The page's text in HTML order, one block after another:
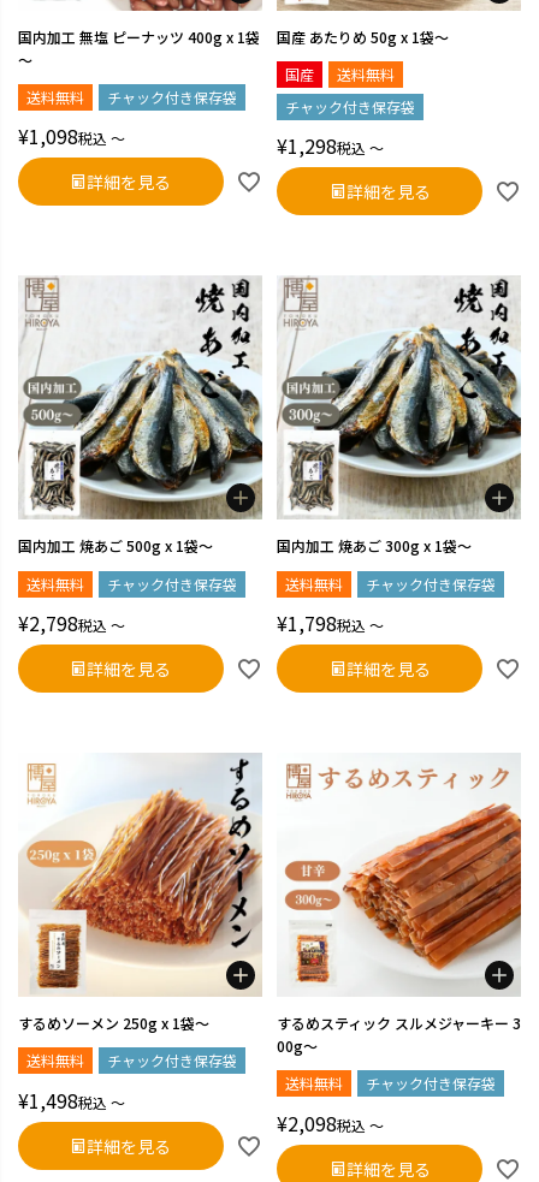
国内加工 無塩 ピーナッツ 400g x 1袋
～
送料無料
チャック付き保存袋
¥1,098税込 〜
詳細を見る
国産 あたりめ 50g x 1袋～
国産
送料無料
チャック付き保存袋
¥1,298税込 〜
詳細を見る
国内加工 焼あご 500g x 1袋～
送料無料
チャック付き保存袋
¥2,798税込 〜
詳細を見る
国内加工 焼あご 300g x 1袋～
送料無料
チャック付き保存袋
¥1,798税込 〜
詳細を見る
するめソーメン 250g x 1袋～
送料無料
チャック付き保存袋
¥1,498税込 〜
詳細を見る
するめスティック スルメジャーキー 3
00g～
送料無料
チャック付き保存袋
¥2,098税込 〜
詳細を見る